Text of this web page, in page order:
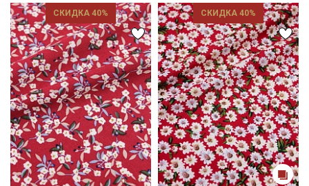
СКИДКА 40% СКИДКА 40%
Электронная почта
Подписаться
Ознакомлен(а) сПолитикой обработки персональных
данныхи даю
Согласие на обработку персональных
данных
ДаюСогласие на получение рекламных и
информационных рассылок